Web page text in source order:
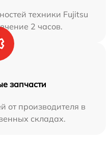
техники Fujitsu
2 часов.
запчасти
от производителя в
складах.